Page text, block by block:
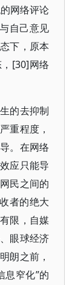
网络评论
自己意见
下，原本
[30]网络
的去抑制
重程度，
。在网络
应只能导
民之间的
者的绝大
限，自媒
眼球经济
朗之前，
息窄化”的